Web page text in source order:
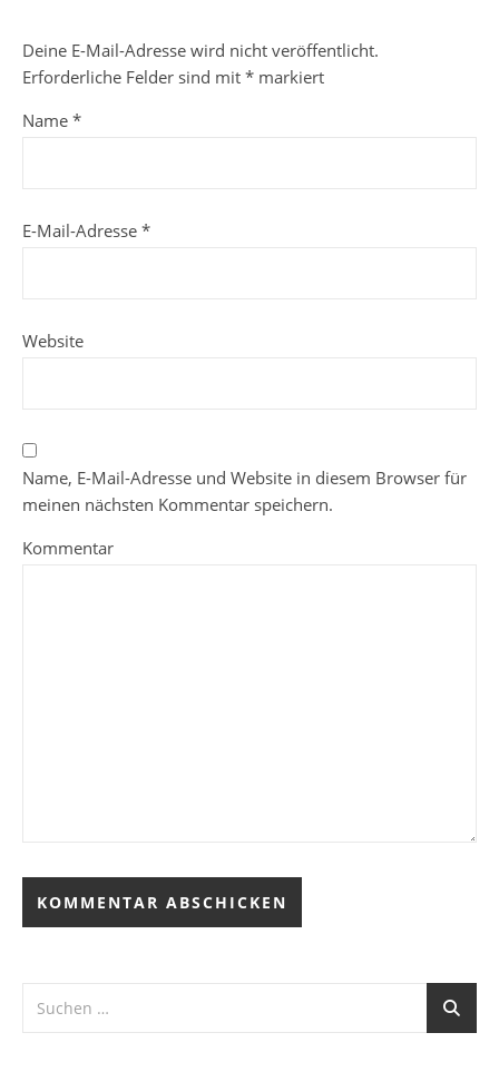
Deine E-Mail-Adresse wird nicht veröffentlicht.
Erforderliche Felder sind mit * markiert
Name *
E-Mail-Adresse *
Website
Name, E-Mail-Adresse und Website in diesem Browser für
meinen nächsten Kommentar speichern.
Kommentar